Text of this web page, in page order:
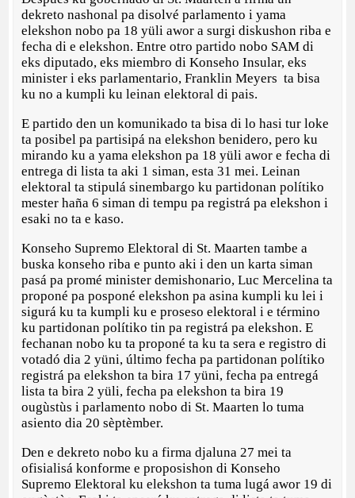
dekreto nashonal pa disolvé parlamento i yama
elekshon nobo pa 18 yüli awor a surgi diskushon riba e
fecha di e elekshon. Entre otro partido nobo SAM di
eks diputado, eks miembro di Konseho Insular, eks
minister i eks parlamentario, Franklin Meyers ta bisa
ku no a kumpli ku leinan elektoral di pais.
E partido den un komunikado ta bisa di lo hasi tur loke
ta posibel pa partisipá na elekshon benidero, pero ku
mirando ku a yama elekshon pa 18 yüli awor e fecha di
entrega di lista ta aki 1 siman, esta 31 mei. Leinan
elektoral ta stipulá sinembargo ku partidonan polítiko
mester haña 6 siman di tempu pa registrá pa elekshon i
esaki no ta e kaso.
Konseho Supremo Elektoral di St. Maarten tambe a
buska konseho riba e punto aki i den un karta siman
pasá pa promé minister demishonario, Luc Mercelina ta
proponé pa posponé elekshon pa asina kumpli ku lei i
sigurá ku ta kumpli ku e proseso elektoral i e término
ku partidonan polítiko tin pa registrá pa elekshon. E
fechanan nobo ku ta proponé ta ku ta sera e registro di
votadó dia 2 yüni, último fecha pa partidonan polítiko
registrá pa elekshon ta bira 17 yüni, fecha pa entregá
lista ta bira 2 yüli, fecha pa elekshon ta bira 19
ougùstùs i parlamento nobo di St. Maarten lo tuma
asiento dia 20 sèptèmber.
Den e dekreto nobo ku a firma djaluna 27 mei ta
ofisialisá konforme e proposishon di Konseho
Supremo Elektoral ku elekshon ta tuma lugá awor 19 di